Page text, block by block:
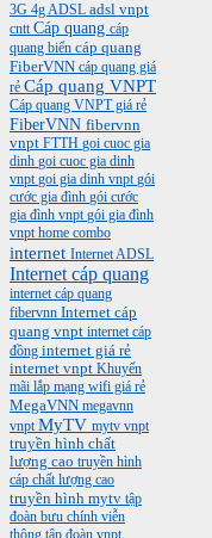
3G 4gADSL adsl vnpt
cnttCáp quang cáp
quang biển cáp quang
FiberVNN cáp quang giá
rẻ Cáp quang VNPT
Cáp quang VNPT giá rẻ
FiberVNN fibervnn
vnpt FTTH goi cuoc gia
dinh goi cuoc gia dinh
vnptgoi gia dinh vnptgói
cước gia đình gói cước
gia đình vnptgói gia đình
vnpthome combo
internet Internet ADSL
Internet cáp quang
internet cáp quang
fibervnn Internet cáp
quang vnpt internet cáp
đồng internet giá rẻ
internet vnpt Khuyến
mãi lắp mạng wifi giá rẻ
MegaVNN megavnn
vnptMyTV mytv vnpt
truyền hình chất
lượng cao truyền hình
cáp chất lượng cao
truyền hình mytv tập
đoàn bưu chính viễn
thông tập đoàn vnpt